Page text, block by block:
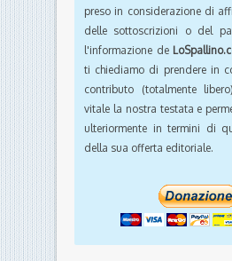
preso in considerazione di
delle sottoscrizioni o del
l'informazione de
ti chiediamo di prendere in
contributo (totalmente
vitale la nostra testata e
ulteriormente in termini di
della sua offerta editoriale.